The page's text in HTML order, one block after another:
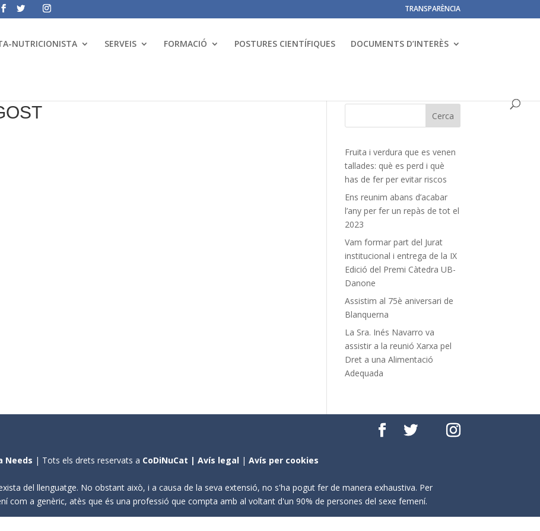
TRANSPARÈNCIA
NUTRICIONISTA SERVEIS FORMACIÓ POSTURES CIENTÍFIQUES DOCUMENTS D’INTERÈS
Fruita i verdura que es venen
tallades: què es perd i què
has de fer per evitar riscos
Ens reunim abans d’acabar
l’any per fer un repàs de tot el
2023
Vam formar part del Jurat
institucional i entrega de la IX
Edició del Premi Càtedra UB-
Danone
Assistim al 75è aniversari de
Blanquerna
La Sra. Inés Navarro va
assistir a la reunió Xarxa pel
Dret a una Alimentació
Adequada
Needs | Tots els drets reservats a CoDiNuCat |Avís legal |Avís per cookies
del llenguatge. No obstant això, i a causa de la seva extensió, no s'ha pogut fer de manera exhaustiva. Per
com a genèric, atès que és una professió que compta amb al voltant d'un 90% de persones del sexe femení.